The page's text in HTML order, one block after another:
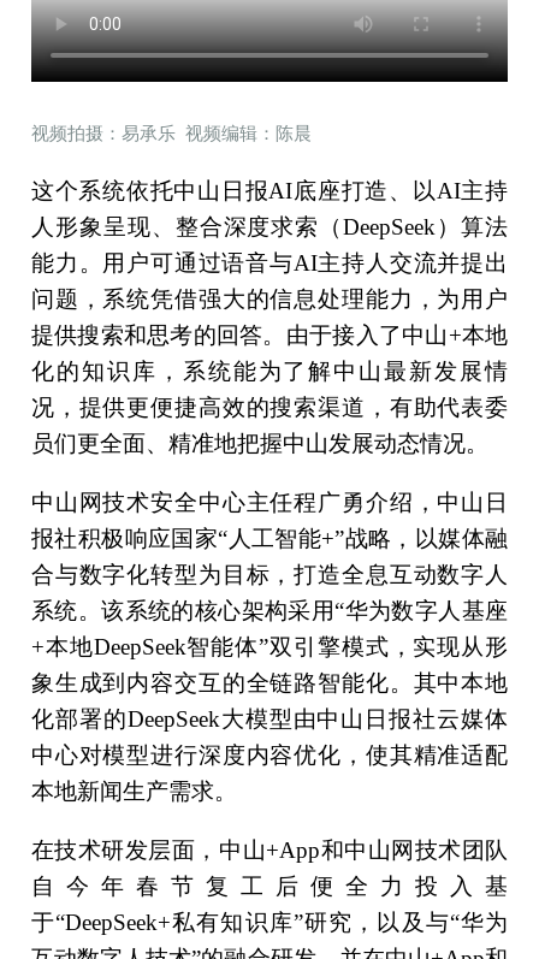
视频拍摄：易承乐 视频编辑：陈晨
这个系统依托中山日报AI底座打造、以AI主持
人形象呈现、整合深度求索（DeepSeek）算法
能力。用户可通过语音与AI主持人交流并提出
问题，系统凭借强大的信息处理能力，为用户
提供搜索和思考的回答。由于接入了中山+本地
化的知识库，系统能为了解中山最新发展情
况，提供更便捷高效的搜索渠道，有助代表委
员们更全面、精准地把握中山发展动态情况。
中山网技术安全中心主任程广勇介绍，中山日
报社积极响应国家“人工智能+”战略，以媒体融
合与数字化转型为目标，打造全息互动数字人
系统。该系统的核心架构采用“华为数字人基座
+本地DeepSeek智能体”双引擎模式，实现从形
象生成到内容交互的全链路智能化。其中本地
化部署的DeepSeek大模型由中山日报社云媒体
中心对模型进行深度内容优化，使其精准适配
本地新闻生产需求。
在技术研发层面，中山+App和中山网技术团队
自今年春节复工后便全力投入基
于“DeepSeek+私有知识库”研究，以及与“华为